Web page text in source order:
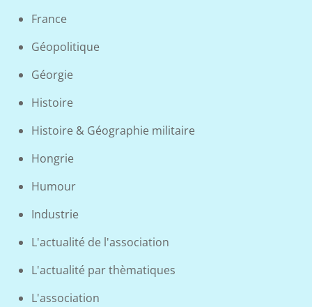
France
Géopolitique
Géorgie
Histoire
Histoire & Géographie militaire
Hongrie
Humour
Industrie
L'actualité de l'association
L'actualité par thèmatiques
L'association